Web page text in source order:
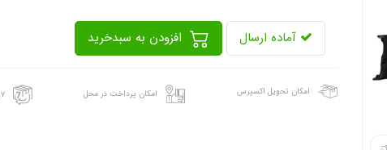
آماده ارسال
امکان تحویل اکسپرس امکان پرداخت در محل ۷ روز ضمانت بازگشت